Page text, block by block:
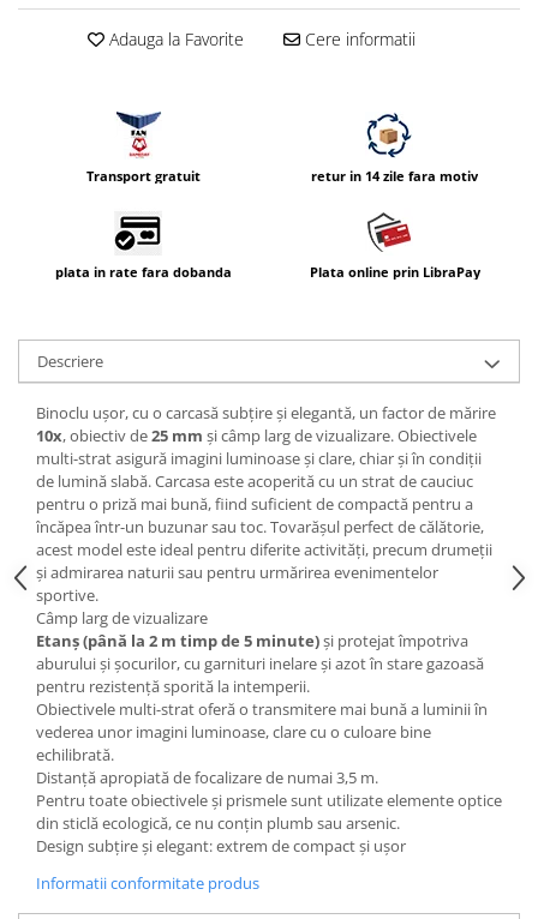
Blitz-uri externe
Blitz-uri TTL - Dedicate
Blitz-uri circulare (Macro)
Adaptoare stativ port umbrela si
blitz TTL
Comander TTL
Protectie patina apa, ploaie
Ring-Flash Adaptor
Bracket-uri si suporti
Huse protectie blitz extern
Huse protectie filtre gel
Accesorii Aparate Digitale
Carduri memorie, Cititoare
Carduri memorie
Cititoare carduri
Huse protectie card memorie
Grip-uri
Telecomenzi
LCD protectie
Recordere audio digitale
Acumulatori si baterii
Adauga la Favorite Cere informatii
Transport gratuit retur in 14 zile fara motiv
plata in rate fara dobanda Plata online prin LibraPay
Descriere
Binoclu uşor, cu o carcasă subţire şi elegantă, un factor de mărire
10x, obiectiv de25 mm şi câmp larg de vizualizare. Obiectivele
multi-strat asigură imagini luminoase şi clare, chiar şi în condiţii
de lumină slabă. Carcasa este acoperită cu un strat de cauciuc
pentru o priză mai bună, fiind suficient de compactă pentru a
încăpea într-un buzunar sau toc. Tovarăşul perfect de călătorie,
acest model este ideal pentru diferite activităţi, precum drumeţii
şi admirarea naturii sau pentru urmărirea evenimentelor
sportive.
Câmp larg de vizualizare
Etanş (până la 2 m timp de 5 minute)şi protejat împotriva
aburului şi şocurilor, cu garnituri inelare şi azot în stare gazoasă
pentru rezistenţă sporită la intemperii.
Obiectivele multi-strat oferă o transmitere mai bună a luminii în
vederea unor imagini luminoase, clare cu o culoare bine
echilibrată.
Distanţă apropiată de focalizare de numai 3,5 m.
Pentru toate obiectivele şi prismele sunt utilizate elemente optice
din sticlă ecologică, ce nu conţin plumb sau arsenic.
Design subţire şi elegant: extrem de compact şi uşor
Informatii conformitate produs